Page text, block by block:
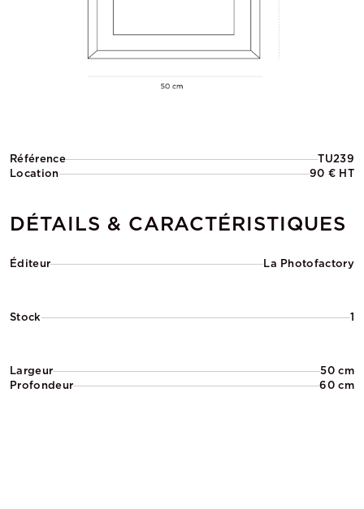
Référence
TU239
Location
90 € HT
DÉTAILS & CARACTÉRISTIQUES
Éditeur La Photofactory
Stock 1
Largeur
50 cm
Profondeur
60 cm